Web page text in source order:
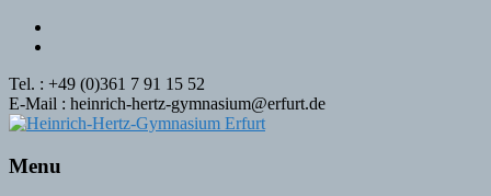
Tel. : +49 (0)361 7 91 15 52
E-Mail : heinrich-hertz-gymnasium@erfurt.de
Menu